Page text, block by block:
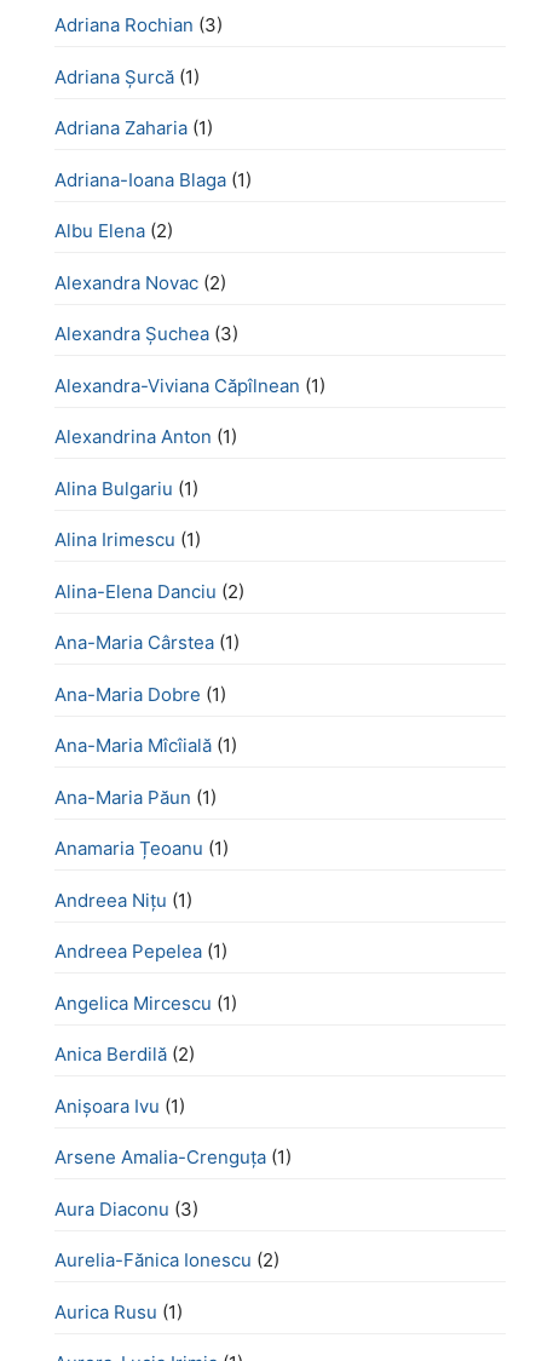
Adriana Rochian (3)
Adriana Șurcă (1)
Adriana Zaharia (1)
Adriana-Ioana Blaga (1)
Albu Elena (2)
Alexandra Novac (2)
Alexandra Șuchea (3)
Alexandra-Viviana Căpîlnean (1)
Alexandrina Anton (1)
Alina Bulgariu (1)
Alina Irimescu (1)
Alina-Elena Danciu (2)
Ana-Maria Cârstea (1)
Ana-Maria Dobre (1)
Ana-Maria Mîcîială (1)
Ana-Maria Păun (1)
Anamaria Țeoanu (1)
Andreea Nițu (1)
Andreea Pepelea (1)
Angelica Mircescu (1)
Anica Berdilă (2)
Anișoara Ivu (1)
Arsene Amalia-Crenguța (1)
Aura Diaconu (3)
Aurelia-Fănica Ionescu (2)
Aurica Rusu (1)